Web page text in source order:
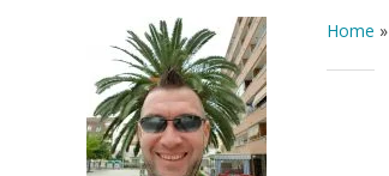
Home »